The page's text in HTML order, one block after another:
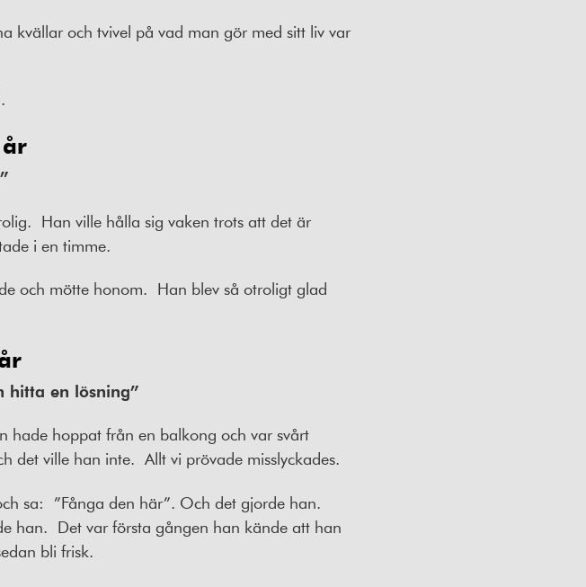
kvällar och tvivel på vad man gör med sitt liv var
Han ville hålla sig vaken trots att det är
i en timme.
och mötte honom. Han blev så otroligt glad
hitta en lösning”
hade hoppat från en balkong och var svårt
det ville han inte. Allt vi prövade misslyckades.
sa: ”Fånga den här”. Och det gjorde han.
han. Det var första gången han kände att han
bli frisk.